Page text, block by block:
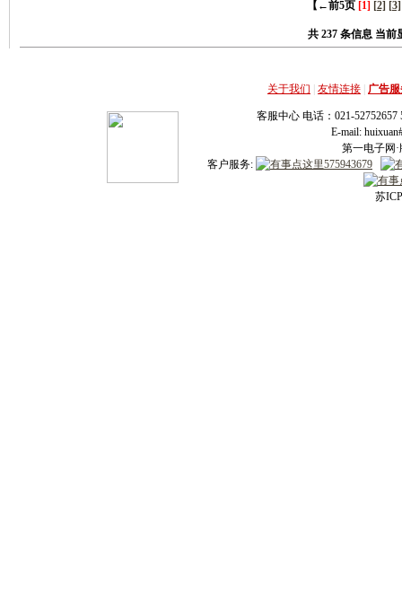
【←前5页 [1] [2] [3]
共 237 条信息 当前
关于我们 友情连接 广告
客服中心 电话：021-52752657
E-mail:
第一电子网·
客户服务:
苏